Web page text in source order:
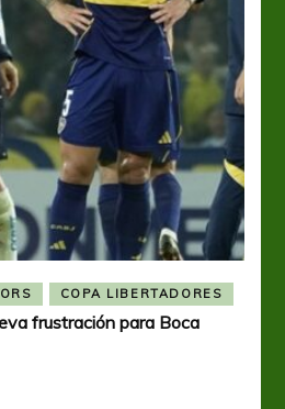
COPA LIBERTADORES
frustración para Boca